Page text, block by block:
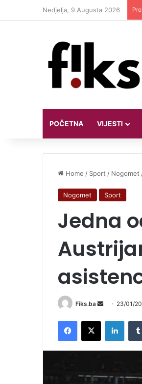
Nedjelja, 9 Augusta 2026
POČETNA VIJESTI
Home / Sport / Nogomet
Nogomet Sport
Jedna
Fiks.ba
Send
email
23/01/
Facebook
X